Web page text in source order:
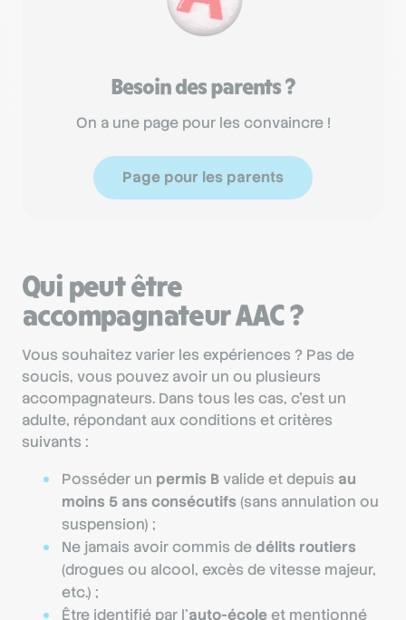
Besoin des parents ?
On a une page pour les convaincre !
Page pour les parents
Qui peut être
accompagnateur AAC ?
Vous souhaitez varier les expériences ? Pas de
soucis, vous pouvez avoir un ou plusieurs
accompagnateurs. Dans tous les cas, c’est un
adulte, répondant aux conditions et critères
suivants :
Posséder un permis Bvalide et depuis au
moins 5 ans consécutifs(sans annulation ou
suspension) ;
Ne jamais avoir commis dedélits routiers
(drogues ou alcool, excès de vitesse majeur,
etc.) ;
Être identifié par l’auto-écoleet mentionné